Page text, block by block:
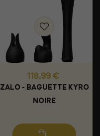
Prix
118,99 €
ZALO - BAGUETTE KYRO
NOIRE